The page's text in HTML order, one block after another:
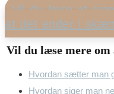
Vil du lære at
at det ender i
Vil du læse mere
Hvordan sætter man
Hvordan siger man